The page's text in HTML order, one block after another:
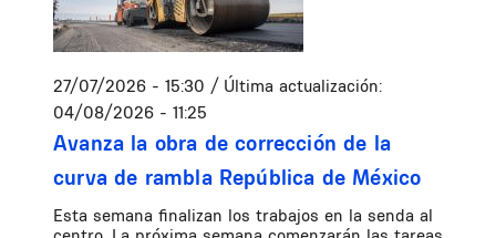
27/07/2026 - 15:30 / Última actualización:
04/08/2026 - 11:25
Avanza la obra de corrección de la
curva de rambla República de México
Esta semana finalizan los trabajos en la senda al